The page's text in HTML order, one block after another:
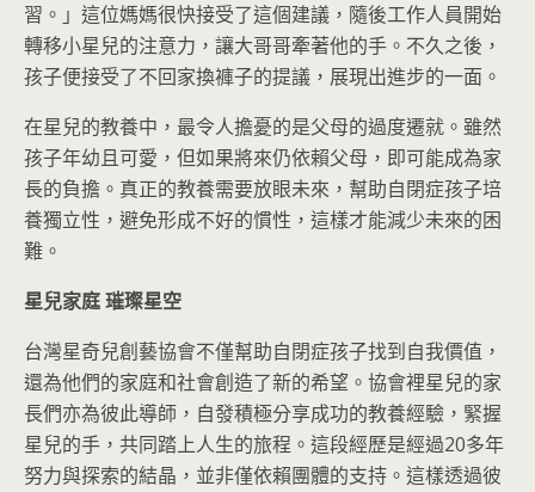
習。」這位媽媽很快接受了這個建議，隨後工作人員開始
轉移小星兒的注意力，讓大哥哥牽著他的手。不久之後，
孩子便接受了不回家換褲子的提議，展現出進步的一面。
在星兒的教養中，最令人擔憂的是父母的過度遷就。雖然
孩子年幼且可愛，但如果將來仍依賴父母，即可能成為家
長的負擔。真正的教養需要放眼未來，幫助自閉症孩子培
養獨立性，避免形成不好的慣性，這樣才能減少未來的困
難。
星兒家庭 璀璨星空
台灣星奇兒創藝協會不僅幫助自閉症孩子找到自我價值，
還為他們的家庭和社會創造了新的希望。協會裡星兒的家
長們亦為彼此導師，自發積極分享成功的教養經驗，緊握
星兒的手，共同踏上人生的旅程。這段經歷是經過20多年
努力與探索的結晶，並非僅依賴團體的支持。這樣透過彼